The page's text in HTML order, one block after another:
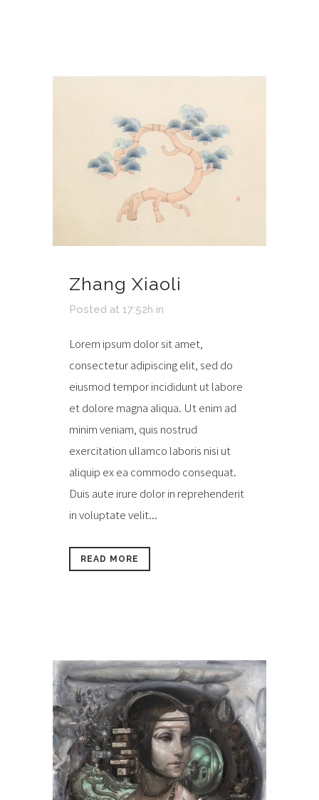
Zhang Xiaoli
Posted at 17:52h in
Lorem ipsum dolor sit amet,
consectetur adipiscing elit, sed do
eiusmod tempor incididunt ut labore
et dolore magna aliqua. Ut enim ad
minim veniam, quis nostrud
exercitation ullamco laboris nisi ut
aliquip ex ea commodo consequat.
Duis aute irure dolor in reprehenderit
in voluptate velit...
READ MORE